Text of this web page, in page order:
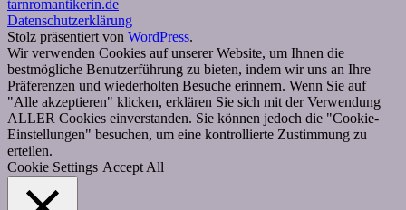
tarnromantikerin.de
Datenschutzerklärung
Stolz präsentiert von WordPress.
Wir verwenden Cookies auf unserer Website, um Ihnen die
bestmögliche Benutzerführung zu bieten, indem wir uns an Ihre
Präferenzen und wiederholten Besuche erinnern. Wenn Sie auf
"Alle akzeptieren" klicken, erklären Sie sich mit der Verwendung
ALLER Cookies einverstanden. Sie können jedoch die "Cookie-
Einstellungen" besuchen, um eine kontrollierte Zustimmung zu
erteilen.
Cookie Settings Accept All